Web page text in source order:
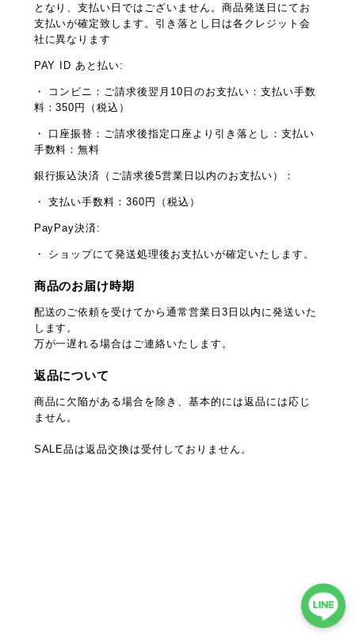
となり、支払い日ではございません。商品発送日にてお
支払いが確定致します。引き落とし日は各クレジット会
社に異なります
PAY ID あと払い:
・ コンビニ：ご請求後翌月10日のお支払い：支払い手数
料：350円（税込）
・ 口座振替：ご請求後指定口座より引き落とし：支払い
手数料：無料
銀行振込決済（ご請求後5営業日以内のお支払い）：
・ 支払い手数料：360円（税込）
PayPay決済:
・ ショップにて発送処理後お支払いが確定いたします。
商品のお届け時期
配送のご依頼を受けてから通常営業日3日以内に発送いた
します。
万が一遅れる場合はご連絡いたします。
返品について
商品に欠陥がある場合を除き、基本的には返品には応じ
ません。
SALE品は返品交換は受付しておりません。